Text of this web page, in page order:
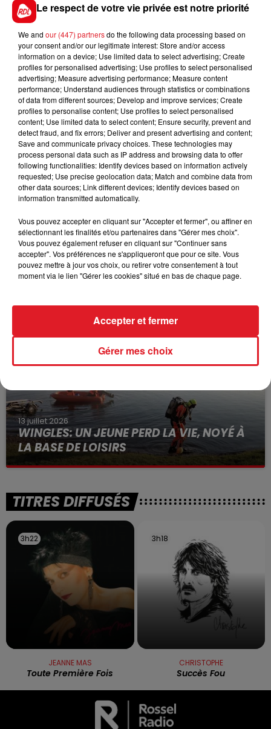
Une plainte doit être déposée, par le ministère de
l'éducation nationale; Une enquête interne va aussi
être lancée, alors que 850 000 candidats en France
dont 53 000 dans notre académie de Lille planchent
sur les épreuves.
FIL D'ACTUS
15 juillet 2026
BÉTHUNE: ENQUÊTE POUR HOMICIDE
à des prostituées
13 juillet 2026
WINGLES: UN JEUNE PERD LA VIE, NOYÉ À
LA BASE DE LOISIRS
La victime a coulé à pic
TITRES DIFFUSÉS
3h22
3h22
JEANNE MAS
Toute Première Fois
3h18
3h18
CHRISTOPHE
Succès Fou
Le respect de votre vie privée est notre priorité
We and our (447) partnersdo the following data processing based on
your consent and/or our legitimate interest: Store and/or access
information on a device; Use limited data to select advertising; Create
profiles for personalised advertising; Use profiles to select personalised
advertising; Measure advertising performance; Measure content
performance; Understand audiences through statistics or combinations
of data from different sources; Develop and improve services; Create
profiles to personalise content; Use profiles to select personalised
content; Use limited data to select content; Ensure security, prevent and
detect fraud, and fix errors; Deliver and present advertising and content;
Save and communicate privacy choices. These technologies may
process personal data such as IP address and browsing data to offer
following functionalities: Identify devices based on information actively
requested; Use precise geolocation data; Match and combine data from
other data sources; Link different devices; Identify devices based on
information transmitted automatically.
Vous pouvez accepter en cliquant sur "Accepter et fermer", ou affiner en
sélectionnant les finalités et/ou partenaires dans "Gérer mes choix".
Vous pouvez également refuser en cliquant sur "Continuer sans
accepter". Vos préférences ne s'appliqueront que pour ce site. Vous
pouvez mettre à jour vos choix, ou retirer votre consentement à tout
moment via le lien "Gérer les cookies" situé en bas de chaque page.
Gérer mes choix
Accepter et fermer